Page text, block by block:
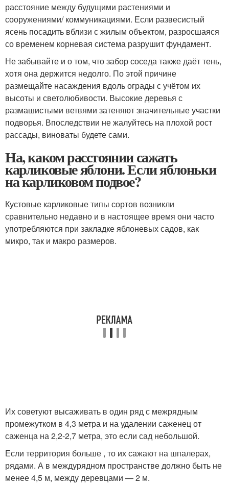
расстояние между будущими растениями и
сооружениями/ коммуникациями. Если развесистый
ясень посадить вблизи с жилым объектом, разросшаяся
со временем корневая система разрушит фундамент.
Не забывайте и о том, что забор соседа также даёт тень,
хотя она держится недолго. По этой причине
размещайте насаждения вдоль ограды с учётом их
высоты и светолюбивости. Высокие деревья с
размашистыми ветвями затеняют значительные участки
подворья. Впоследствии не жалуйтесь на плохой рост
рассады, виноваты будете сами.
На, каком расстоянии сажать
карликовые яблони. Если яблоньки
на карликовом подвое?
Кустовые карликовые типы сортов возникли
сравнительно недавно и в настоящее время они часто
употребляются при закладке яблоневых садов, как
микро, так и макро размеров.
Их советуют высаживать в один ряд с межрядным
промежутком в 4,3 метра и на удалении саженец от
саженца на 2,2-2,7 метра, это если сад небольшой.
Если территория больше , то их сажают на шпалерах,
рядами. А в междурядном пространстве должно быть не
менее 4,5 м, между деревцами — 2 м.